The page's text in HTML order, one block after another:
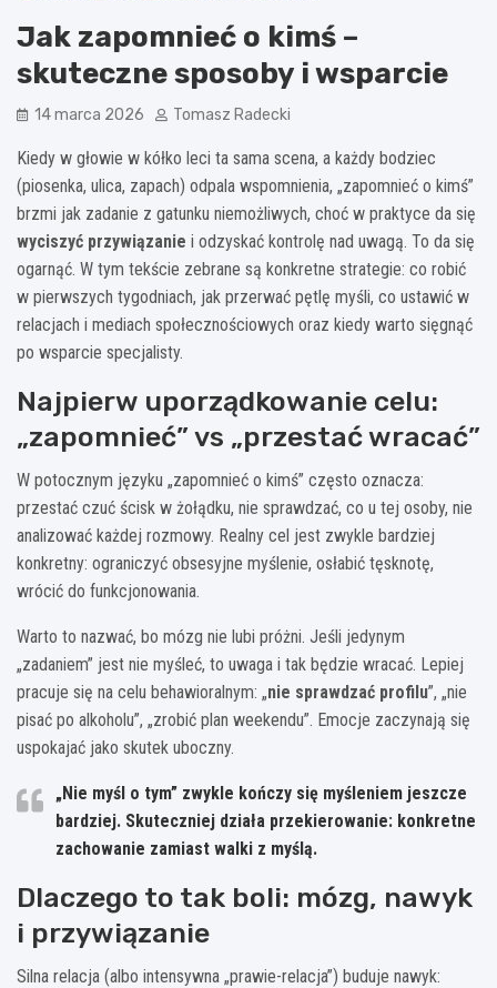
Jak zapomnieć o kimś –
skuteczne sposoby i wsparcie
14 marca 2026 Tomasz Radecki
Kiedy w głowie w kółko leci ta sama scena, a każdy bodziec
(piosenka, ulica, zapach) odpala wspomnienia, „zapomnieć o kimś”
brzmi jak zadanie z gatunku niemożliwych, choć w praktyce da się
wyciszyć przywiązanie i odzyskać kontrolę nad uwagą. To da się
ogarnąć. W tym tekście zebrane są konkretne strategie: co robić
w pierwszych tygodniach, jak przerwać pętlę myśli, co ustawić w
relacjach i mediach społecznościowych oraz kiedy warto sięgnąć
po wsparcie specjalisty.
Najpierw uporządkowanie celu:
„zapomnieć” vs „przestać wracać”
W potocznym języku „zapomnieć o kimś” często oznacza:
przestać czuć ścisk w żołądku, nie sprawdzać, co u tej osoby, nie
analizować każdej rozmowy. Realny cel jest zwykle bardziej
konkretny: ograniczyć obsesyjne myślenie, osłabić tęsknotę,
wrócić do funkcjonowania.
Warto to nazwać, bo mózg nie lubi próżni. Jeśli jedynym
„zadaniem” jest nie myśleć, to uwaga i tak będzie wracać. Lepiej
pracuje się na celu behawioralnym: „nie sprawdzać profilu”, „nie
pisać po alkoholu”, „zrobić plan weekendu”. Emocje zaczynają się
uspokajać jako skutek uboczny.
„Nie myśl o tym” zwykle kończy się myśleniem jeszcze
bardziej. Skuteczniej działa przekierowanie: konkretne
zachowanie zamiast walki z myślą.
Dlaczego to tak boli: mózg, nawyk
i przywiązanie
Silna relacja (albo intensywna „prawie-relacja”) buduje nawyk: